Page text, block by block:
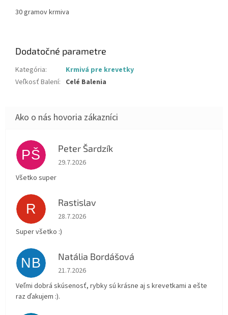
30 gramov krmiva
Dodatočné parametre
Kategória:
Krmivá pre krevetky
Veľkosť Balení: Celé Balenia
PŠ Peter Šardzík
Hodnotenie obchodu je 5 z 5 hviezdičiek.
29.7.2026
Všetko super
R Rastislav
Hodnotenie obchodu je 5 z 5 hviezdičiek.
28.7.2026
Super všetko :)
NB Natália Bordášová
Hodnotenie obchodu je 5 z 5 hviezdičiek.
21.7.2026
Veľmi dobrá skúsenosť, rybky sú krásne aj s krevetkami a ešte
raz ďakujem :).